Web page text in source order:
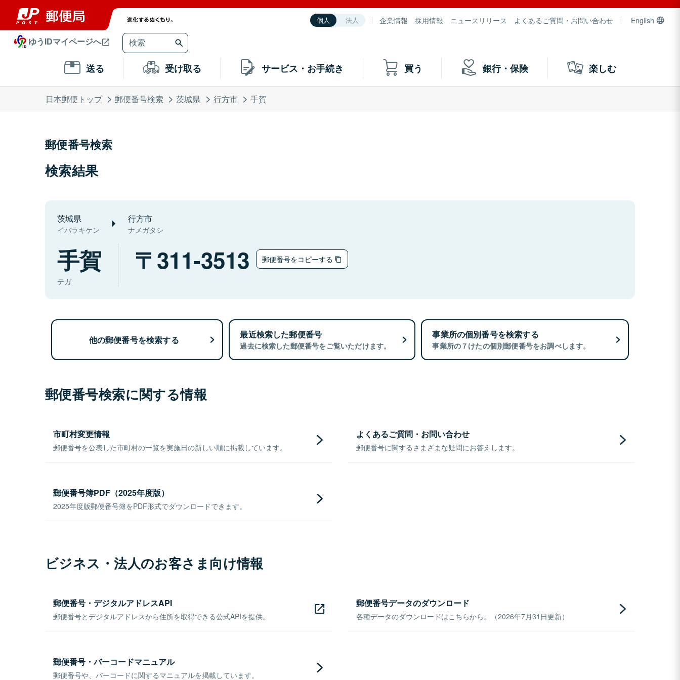
個人 法人 企業情報 採用情報 ニュースリリース よくあるご質問・お問い合わせ English
ゆうIDマイページへ
送る 受け取る サービス・お手続き 買う 銀行・保険 楽しむ
日本郵便トップ 郵便番号検索 茨城県 行方市 手賀
郵便番号検索
検索結果
茨城県
イバラキケン
行方市
ナメガタシ
手賀
テガ
311-3513 郵便番号をコピーする
他の郵便番号を検索する 最近検索した郵便番号
過去に検索した郵便番号をご覧いただけます。
事業所の個別番号を検索する
事業所の７けたの個別郵便番号をお調べします。
郵便番号検索に関する情報
市町村変更情報
郵便番号を公表した市町村の一覧を実施日の新しい順に掲載しています。
よくあるご質問・お問い合わせ
郵便番号に関するさまざまな疑問にお答えします。
郵便番号簿PDF（2025年度版）
2025年度版郵便番号簿をPDF形式でダウンロードできます。
ビジネス・法人のお客さま向け情報
郵便番号・デジタルアドレスAPI
郵便番号とデジタルアドレスから住所を取得できる公式APIを提供。
郵便番号データのダウンロード
各種データのダウンロードはこちらから。（2026年7月31日更新）
郵便番号・バーコードマニュアル
郵便番号や、バーコードに関するマニュアルを掲載しています。